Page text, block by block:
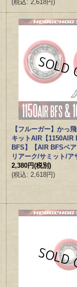
(税込: 2,618円)
【フルーガー】かっ
キットAIR【1150AIR
BFS】【AIR BFSベ
リアーク/サミット/ア
2,380円(税別)
(税込: 2,618円)